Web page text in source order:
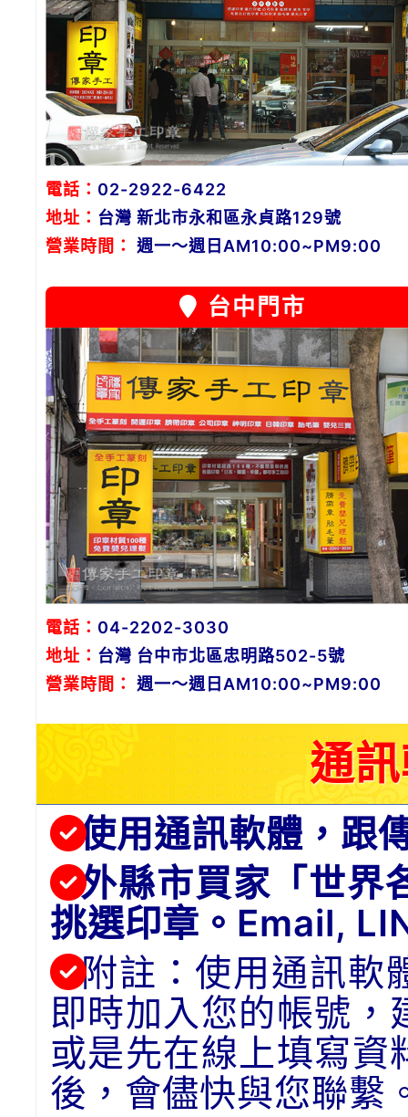
電話： 02-2922-6422
地址： 台灣 新北市永和區永貞路129號
營業時間：
週一～週日AM10:00~PM9:00
台中門市
電話： 04-2202-3030
地址： 台灣 台中市北區忠明路502-5號
營業時間：
週一～週日AM10:00~PM9:00
通
使用通訊軟體，跟
外縣市買家「世界
挑選印章。Email,
附註：使用通訊軟
即時加入您的帳號，
或是先在線上填寫資
後，會儘快與您聯繫